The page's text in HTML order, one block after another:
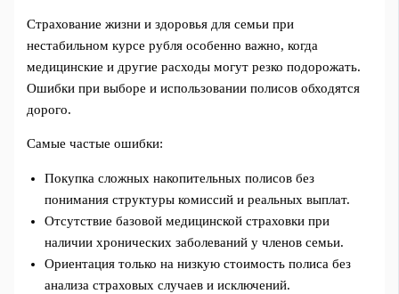
Страхование жизни и здоровья для семьи при
нестабильном курсе рубля особенно важно, когда
медицинские и другие расходы могут резко подорожать.
Ошибки при выборе и использовании полисов обходятся
дорого.
Самые частые ошибки:
Покупка сложных накопительных полисов без
понимания структуры комиссий и реальных выплат.
Отсутствие базовой медицинской страховки при
наличии хронических заболеваний у членов семьи.
Ориентация только на низкую стоимость полиса без
анализа страховых случаев и исключений.